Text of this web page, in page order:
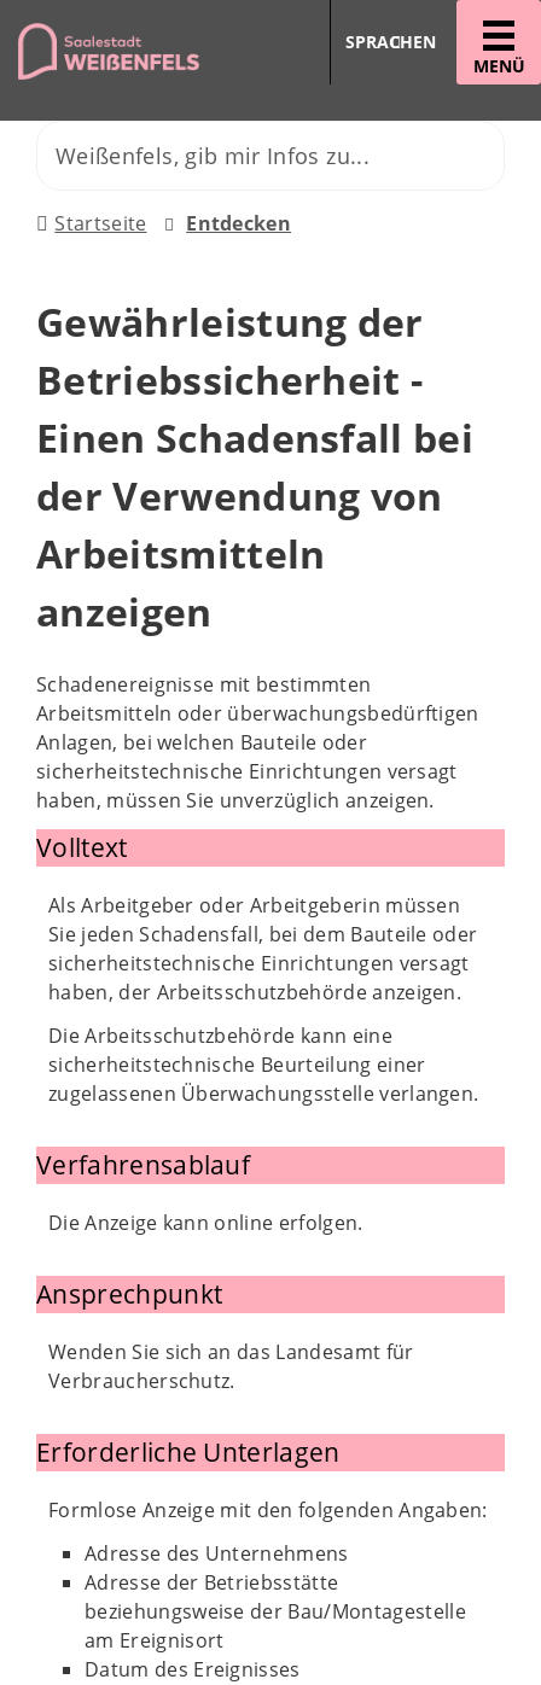
MENÜ
SPRACHEN
Startseite Entdecken
Gewährleistung der
Betriebssicherheit -
Einen Schadensfall bei
der Verwendung von
Arbeitsmitteln
anzeigen
Schadenereignisse mit bestimmten
Arbeitsmitteln oder überwachungsbedürftigen
Anlagen, bei welchen Bauteile oder
sicherheitstechnische Einrichtungen versagt
haben, müssen Sie unverzüglich anzeigen.
Volltext
Als Arbeitgeber oder Arbeitgeberin müssen
Sie jeden Schadensfall, bei dem Bauteile oder
sicherheitstechnische Einrichtungen versagt
haben, der Arbeitsschutzbehörde anzeigen.
Die Arbeitsschutzbehörde kann eine
sicherheitstechnische Beurteilung einer
zugelassenen Überwachungsstelle verlangen.
Verfahrensablauf
Die Anzeige kann online erfolgen.
Ansprechpunkt
Wenden Sie sich an das Landesamt für
Verbraucherschutz.
Erforderliche Unterlagen
Formlose Anzeige mit den folgenden Angaben:
Adresse des Unternehmens
Adresse der Betriebsstätte
beziehungsweise der Bau/Montagestelle
am Ereignisort
Datum des Ereignisses